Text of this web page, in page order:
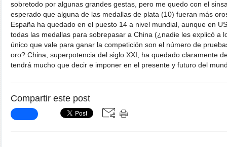
sobretodo por algunas grandes gestas, pero me quedo con el
esperado que alguna de las medallas de plata (10) fueran más
España ha quedado en el puesto 14 a nivel mundial, aunque en
todas las medallas para sobrepasar a China (¿nadie les explicó a
único que vale para ganar la competición son el número de
oro? China, superpotencia del siglo XXI, ha quedado claramente
tendrá mucho que decir e imponer en el presente y futuro del
Compartir este post